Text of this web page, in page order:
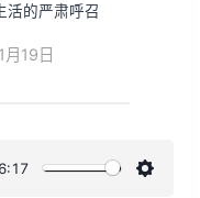
活的严肃呼召
19日